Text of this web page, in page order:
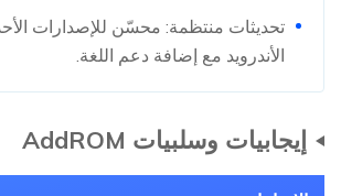
تحديثات منتظمة: محسّن للإصدارات
الأندرويد مع إضافة دعم اللغة.
إيجابيات وسلبيات AddROM